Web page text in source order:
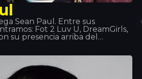
Sean Paul. Entre sus
Fot 2 Luv U, DreamGirls,
su presencia arriba del
cuando no está en el
estudio, Sean Paul se pone al dia
de Waterpolo o se pone de